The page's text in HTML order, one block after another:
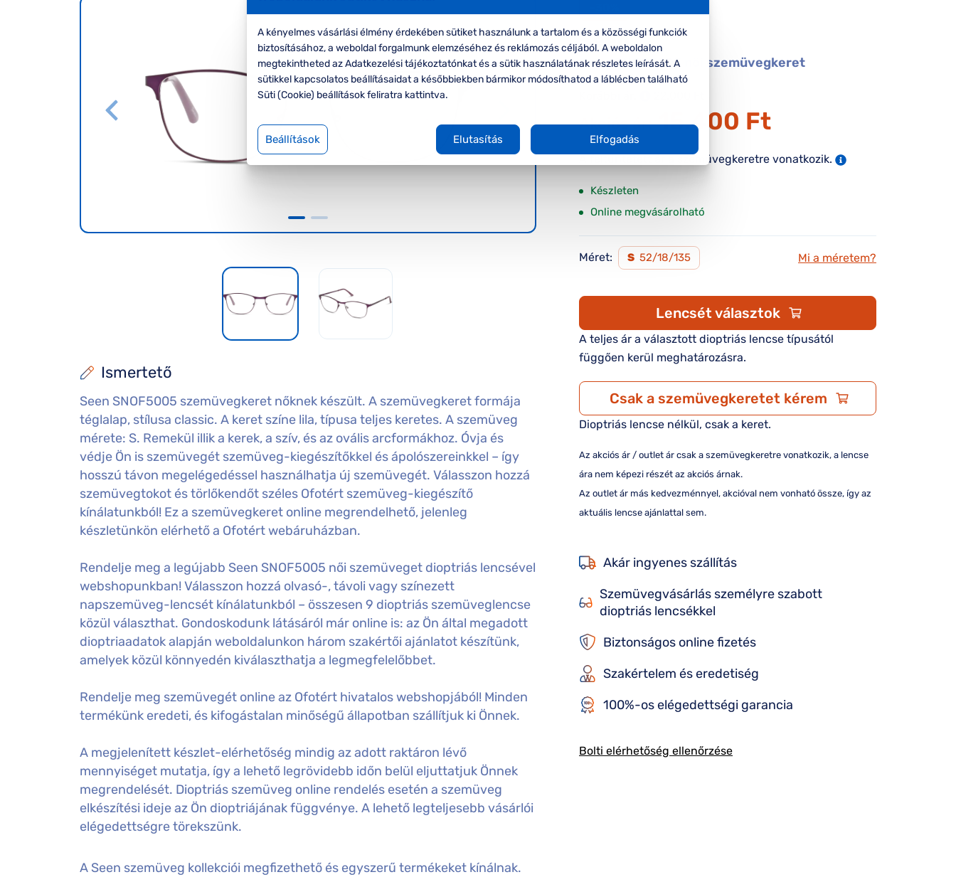
Ismertető
Seen SNOF5005 szemüvegkeret nőknek készült. A szemüvegkeret formája
téglalap, stílusa classic. A keret színe lila, típusa teljes keretes. A szemüveg
mérete: S. Remekül illik a kerek, a szív, és az ovális arcformákhoz. Óvja és
védje Ön is szemüvegét szemüveg-kiegészítőkkel és ápolószereinkkel – így
hosszú távon megelégedéssel használhatja új szemüvegét. Válasszon hozzá
szemüvegtokot és törlőkendőt széles Ofotért szemüveg-kiegészítő
kínálatunkból! Ez a szemüvegkeret online megrendelhető, jelenleg
készletünkön elérhető a Ofotért webáruházban.
Rendelje meg a legújabb Seen SNOF5005 női szemüveget dioptriás lencsével
webshopunkban! Válasszon hozzá olvasó-, távoli vagy színezett
napszemüveg-lencsét kínálatunkból – összesen 9 dioptriás szemüveglencse
közül választhat. Gondoskodunk látásáról már online is: az Ön által megadott
dioptriaadatok alapján weboldalunkon három szakértői ajánlatot készítünk,
amelyek közül könnyedén kiválaszthatja a legmegfelelőbbet.
Rendelje meg szemüvegét online az Ofotért hivatalos webshopjából! Minden
termékünk eredeti, és kifogástalan minőségű állapotban szállítjuk ki Önnek.
A megjelenített készlet-elérhetőség mindig az adott raktáron lévő
mennyiséget mutatja, így a lehető legrövidebb időn belül eljuttatjuk Önnek
megrendelését. Dioptriás szemüveg online rendelés esetén a szemüveg
elkészítési ideje az Ön dioptriájának függvénye. A lehető legteljesebb vásárlói
elégedettségre törekszünk.
A Seen szemüveg kollekciói megfizethető és egyszerű termékeket kínálnak.
Seen
Seen SNOF5005 női szemüvegkeret
Akciós ár: 15.400 Ft
A feltűntetett ár a szemüvegkeretre vonatkozik.
Készleten
Online megvásárolható
Méret: S 52/18/135 Mi a méretem?
Lencsét választok
A teljes ár a választott dioptriás lencse típusától
függően kerül meghatározásra.
Csak a szemüvegkeretet kérem
Dioptriás lencse nélkül, csak a keret.
Az akciós ár / outlet ár csak a szemüvegkeretre vonatkozik, a lencse
ára nem képezi részét az akciós árnak.
Az outlet ár más kedvezménnyel, akcióval nem vonható össze, így az
aktuális lencse ajánlattal sem.
Akár ingyenes szállítás
Szemüvegvásárlás személyre szabott
dioptriás lencsékkel
Biztonságos online fizetés
Szakértelem és eredetiség
100%-os elégedettségi garancia
Bolti elérhetőség ellenőrzése
A kényelmes vásárlási élmény érdekében sütiket használunk a tartalom és a közösségi funkciók
biztosításához, a weboldal forgalmunk elemzéséhez és reklámozás céljából. A weboldalon
megtekintheted az Adatkezelési tájékoztatónkat és a sütik használatának részletes leírását. A
sütikkel kapcsolatos beállításaidat a későbbiekben bármikor módosíthatod a láblécben található
Süti (Cookie) beállítások feliratra kattintva.
Beállítások Elutasítás Elfogadás